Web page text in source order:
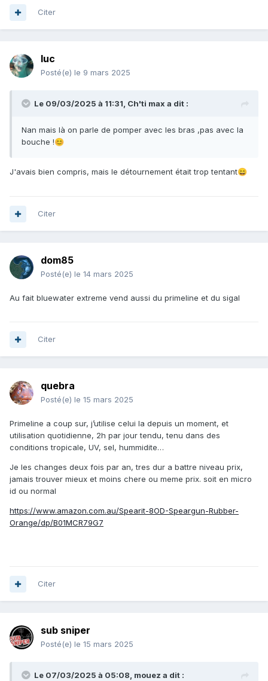
Citer
luc
Posté(e) le 9 mars 2025
Le 09/03/2025 à 11:31, Ch'ti max a dit :
Nan mais là on parle de pomper avec les bras ,pas avec la
bouche !😊
J'avais bien compris, mais le détournement était trop tentant😄
Citer
dom85
Posté(e) le 14 mars 2025
Au fait bluewater extreme vend aussi du primeline et du sigal
Citer
quebra
Posté(e) le 15 mars 2025
Primeline a coup sur, j’utilise celui la depuis un moment, et
utilisation quotidienne, 2h par jour tendu, tenu dans des
conditions tropicale, UV, sel, hummidite…
Je les changes deux fois par an, tres dur a battre niveau prix,
jamais trouver mieux et moins chere ou meme prix. soit en micro
id ou normal
https://www.amazon.com.au/Spearit-8OD-Speargun-Rubber-
Orange/dp/B01MCR79G7
Citer
sub sniper
Posté(e) le 15 mars 2025
Le 07/03/2025 à 05:08, mouez a dit :